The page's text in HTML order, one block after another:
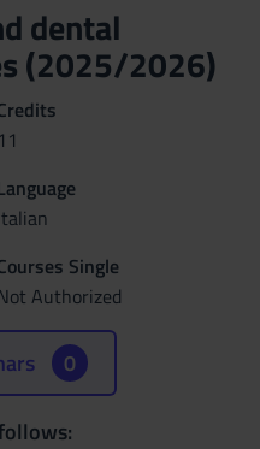
dental
(2025/2026)
11
Single
Authorized
0